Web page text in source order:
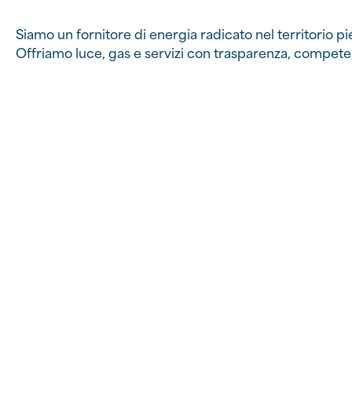
Siamo un fornitore di energia radicato nel territorio
Offriamo luce, gas e servizi con trasparenza,